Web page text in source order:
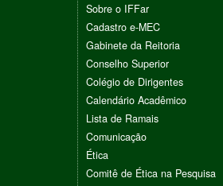
Sobre o IFFar
Cadastro e-MEC
Gabinete da Reitoria
Conselho Superior
Colégio de Dirigentes
Calendário Acadêmico
Lista de Ramais
Comunicação
Ética
Comitê de Ética na Pesquisa